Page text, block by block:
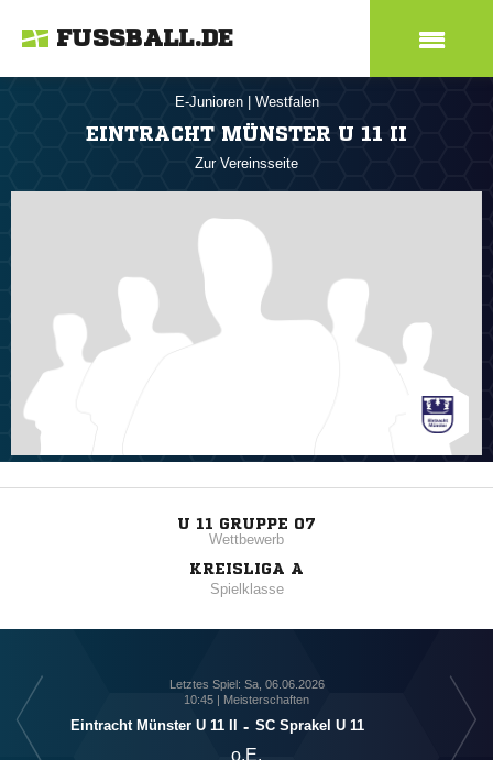
FUSSBALL.DE
E-Junioren Westfalen
EINTRACHT MÜNSTER U 11 II
Zur Vereinsseite
U 11 GRUPPE 07
Wettbewerb
KREISLIGA A
Spielklasse
Letztes Spiel: Sa, 06.06.2026
10:45 | Meisterschaften
Eintracht Münster U 11 II - SC Sprakel U 11
o.E.